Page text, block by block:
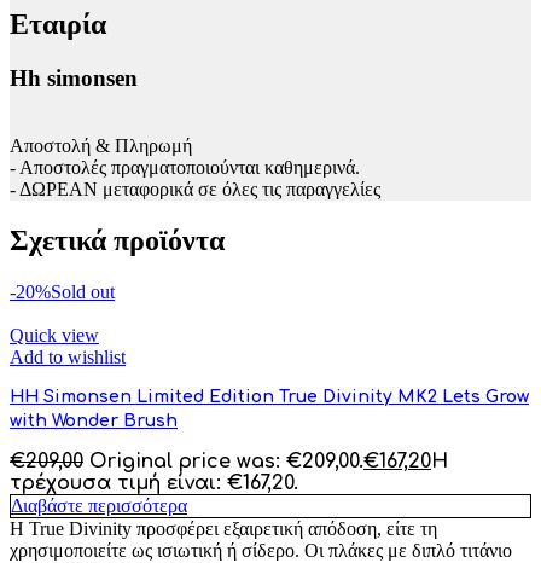
Εταιρία
Hh simonsen
Αποστολή & Πληρωμή
- Αποστολές πραγματοποιούνται καθημερινά.
- ΔΩΡΕΑΝ μεταφορικά σε όλες τις παραγγελίες
Σχετικά προϊόντα
-20%Sold out
Quick view
Add to wishlist
HH Simonsen Limited Edition True Divinity MK2 Lets Grow
with Wonder Brush
€209,00 Original price was: €209,00.€167,20Η
τρέχουσα τιμή είναι: €167,20.
Διαβάστε περισσότερα
Η True Divinity προσφέρει εξαιρετική απόδοση, είτε τη
χρησιμοποιείτε ως ισιωτική ή σίδερο. Οι πλάκες με διπλό τιτάνιο